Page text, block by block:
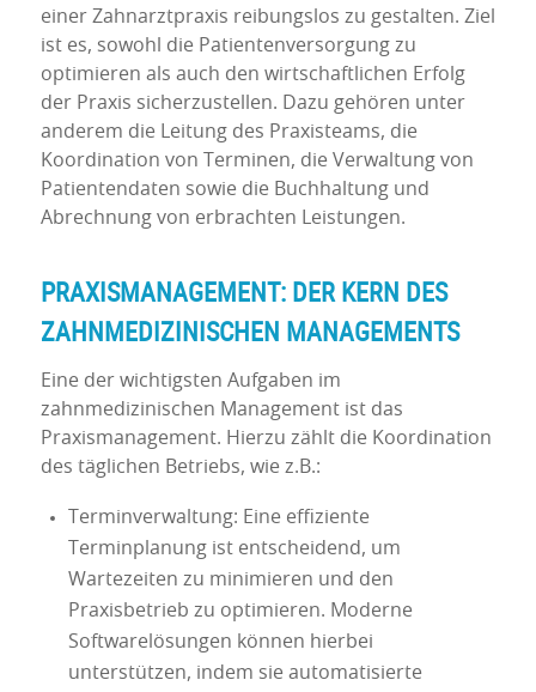
einer Zahnarztpraxis reibungslos zu gestalten. Ziel
ist es, sowohl die Patientenversorgung zu
optimieren als auch den wirtschaftlichen Erfolg
der Praxis sicherzustellen. Dazu gehören unter
anderem die Leitung des Praxisteams, die
Koordination von Terminen, die Verwaltung von
Patientendaten sowie die Buchhaltung und
Abrechnung von erbrachten Leistungen.
PRAXISMANAGEMENT: DER KERN DES
ZAHNMEDIZINISCHEN MANAGEMENTS
Eine der wichtigsten Aufgaben im
zahnmedizinischen Management ist das
Praxismanagement. Hierzu zählt die Koordination
des täglichen Betriebs, wie z.B.:
Terminverwaltung: Eine effiziente
Terminplanung ist entscheidend, um
Wartezeiten zu minimieren und den
Praxisbetrieb zu optimieren. Moderne
Softwarelösungen können hierbei
unterstützen, indem sie automatisierte